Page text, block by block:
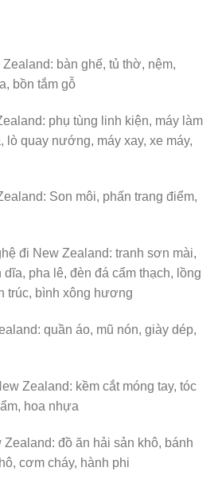
bàn ghế, tủ thờ, nệm,
bồn tắm gỗ
phụ tùng linh kiện, máy làm
lò quay nướng, máy xay, xe máy,
Son môi, phấn trang điểm,
đi New Zealand: tranh sơn mài,
pha lê, đèn đá cẩm thạch, lồng
trúc, bình xông hương
quần áo, mũ nón, giày dép,
Zealand: kềm cắt móng tay, tóc
hoa nhựa
đồ ăn hải sản khô, bánh
cơm cháy, hành phi